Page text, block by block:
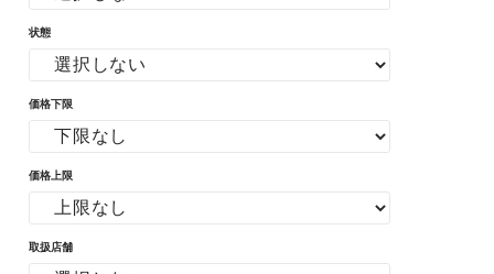
状態
価格下限
価格上限
取扱店舗